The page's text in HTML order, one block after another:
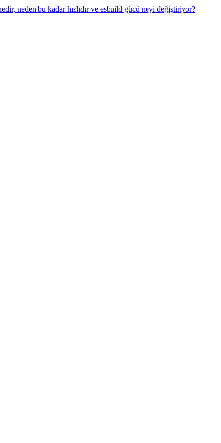
neden bu kadar hızlıdır ve esbuild gücü neyi değiştiriyor?